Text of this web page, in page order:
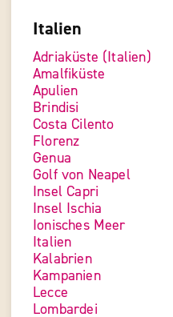
Italien
Adriaküste (Italien)
Amalfiküste
Apulien
Brindisi
Costa Cilento
Florenz
Genua
Golf von Neapel
Insel Capri
Insel Ischia
Ionisches Meer
Italien
Kalabrien
Kampanien
Lecce
Lombardei